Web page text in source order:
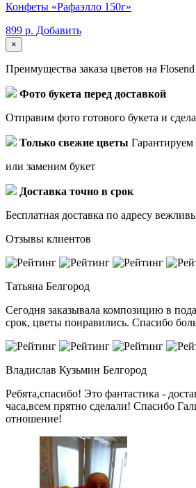
Конфеты «Рафаэлло 150г»
899 р. Добавить
×
Преимущества заказа цветов на Flosend
Фото букета перед доставкой
Отправим фото готового букета и
Только свежие цветы Гарантируем
или заменим букет
Доставка точно в срок
Бесплатная доставка по адресу
Отзывы клиентов
Татьяна Белгород
Сегодня заказывала композицию в
срок, цветы понравились. Спасибо
Владислав Кузьмин Белгород
Ребята,спасибо! Это фантастика -
часа,всем прятно сделали! Спасибо
отношение!